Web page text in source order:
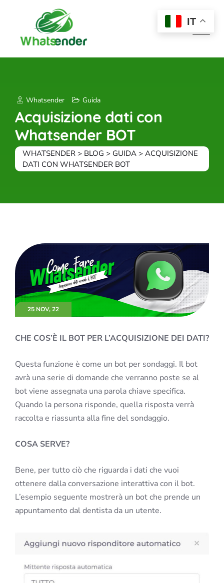
Whatsender Guida
Acquisizione dati con
Whatsender BOT
WHATSENDER > BLOG > GUIDA > ACQUISIZIONE
DATI CON WHATSENDER BOT
25 NOV, 22
CHE COS’È IL BOT PER L’ACQUISIZIONE DEI DATI?
Questa funzione è come un bot per sondaggi. Il bot
avrà una serie di domande che verranno poste se al
bot viene assegnata una parola chiave specifica.
Quando la persona risponde, quella risposta verrà
raccolta e riassunta alla fine del sondaggio.
COSA SERVE?
Bene, per tutto ciò che riguarda i dati che vuoi
ottenere dalla conversazione interattiva con il bot.
L’esempio seguente mostrerà un bot che prende un
appuntamento dal dentista da un utente.
IT